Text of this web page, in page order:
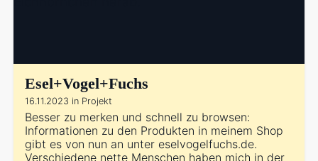
Esel+Vogel+Fuchs
16.11.2023 in Projekt
Besser zu merken und schnell zu browsen:
Informationen zu den Produkten in meinem Shop
gibt es von nun an unter eselvogelfuchs.de.
Verschiedene nette Menschen haben mich in der